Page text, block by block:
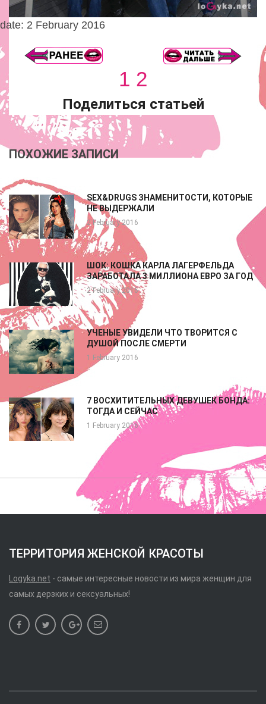
date: 2 February 2016
1 2
Поделиться статьей
ПОХОЖИЕ ЗАПИСИ
SEХ&DRUGS ЗНАМЕНИТОСТИ, КОТОРЫЕ
НЕ ВЫДЕРЖАЛИ
2 February 2016
ШОК: КОШКА КАРЛА ЛАГЕРФЕЛЬДА
ЗАРАБОТАЛА 3 МИЛЛИОНА ЕВРО ЗА ГОД
2 February 2016
УЧЕНЫЕ УВИДЕЛИ ЧТО ТВОРИТСЯ С
ДУШОЙ ПОСЛЕ СМЕРТИ
1 February 2016
7 ВОСХИТИТЕЛЬНЫХ ДЕВУШЕК БОНДА:
ТОГДА И СЕЙЧАС
1 February 2016
ТЕРРИТОРИЯ ЖЕНСКОЙ КРАСОТЫ
Logyka.net - самые интересные новости из мира женщин для
самых дерзких и сексуальных!